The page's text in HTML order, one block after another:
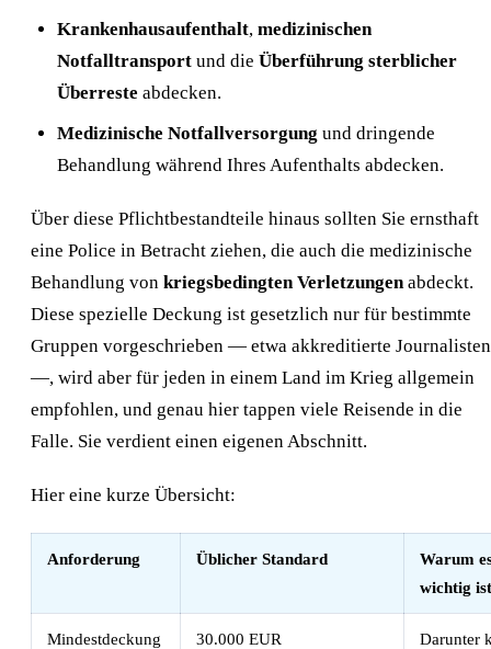
Krankenhausaufenthalt, medizinischen
Notfalltransport und die Überführung sterblicher
Überreste abdecken.
Medizinische Notfallversorgung und dringende
Behandlung während Ihres Aufenthalts abdecken.
Über diese Pflichtbestandteile hinaus sollten Sie ernsthaft
eine Police in Betracht ziehen, die auch die medizinische
Behandlung von kriegsbedingten Verletzungenabdeckt.
Diese spezielle Deckung ist gesetzlich nur für bestimmte
Gruppen vorgeschrieben — etwa akkreditierte Journalisten
—, wird aber für jeden in einem Land im Krieg allgemein
empfohlen, und genau hier tappen viele Reisende in die
Falle. Sie verdient einen eigenen Abschnitt.
Hier eine kurze Übersicht:
Anforderung Üblicher Standard
Warum
wichtig ist
Mindestdeckung 30.000 EUR
Darunter